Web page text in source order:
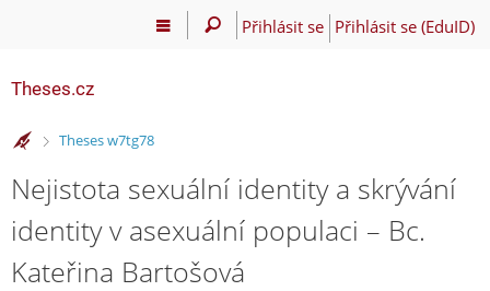
Přihlásit se Přihlásit se (EduID)
Theses.cz
>
Theses w7tg78
Nejistota sexuální identity a skrývání
identity v asexuální populaci – Bc.
Kateřina Bartošová